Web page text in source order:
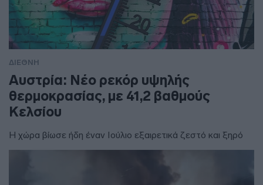
ΔΙΕΘΝΗ
Αυστρία: Νέο ρεκόρ υψηλής
θερμοκρασίας, με 41,2 βαθμούς
Κελσίου
Η χώρα βίωσε ήδη έναν Ιούλιο εξαιρετικά ζεστό και ξηρό